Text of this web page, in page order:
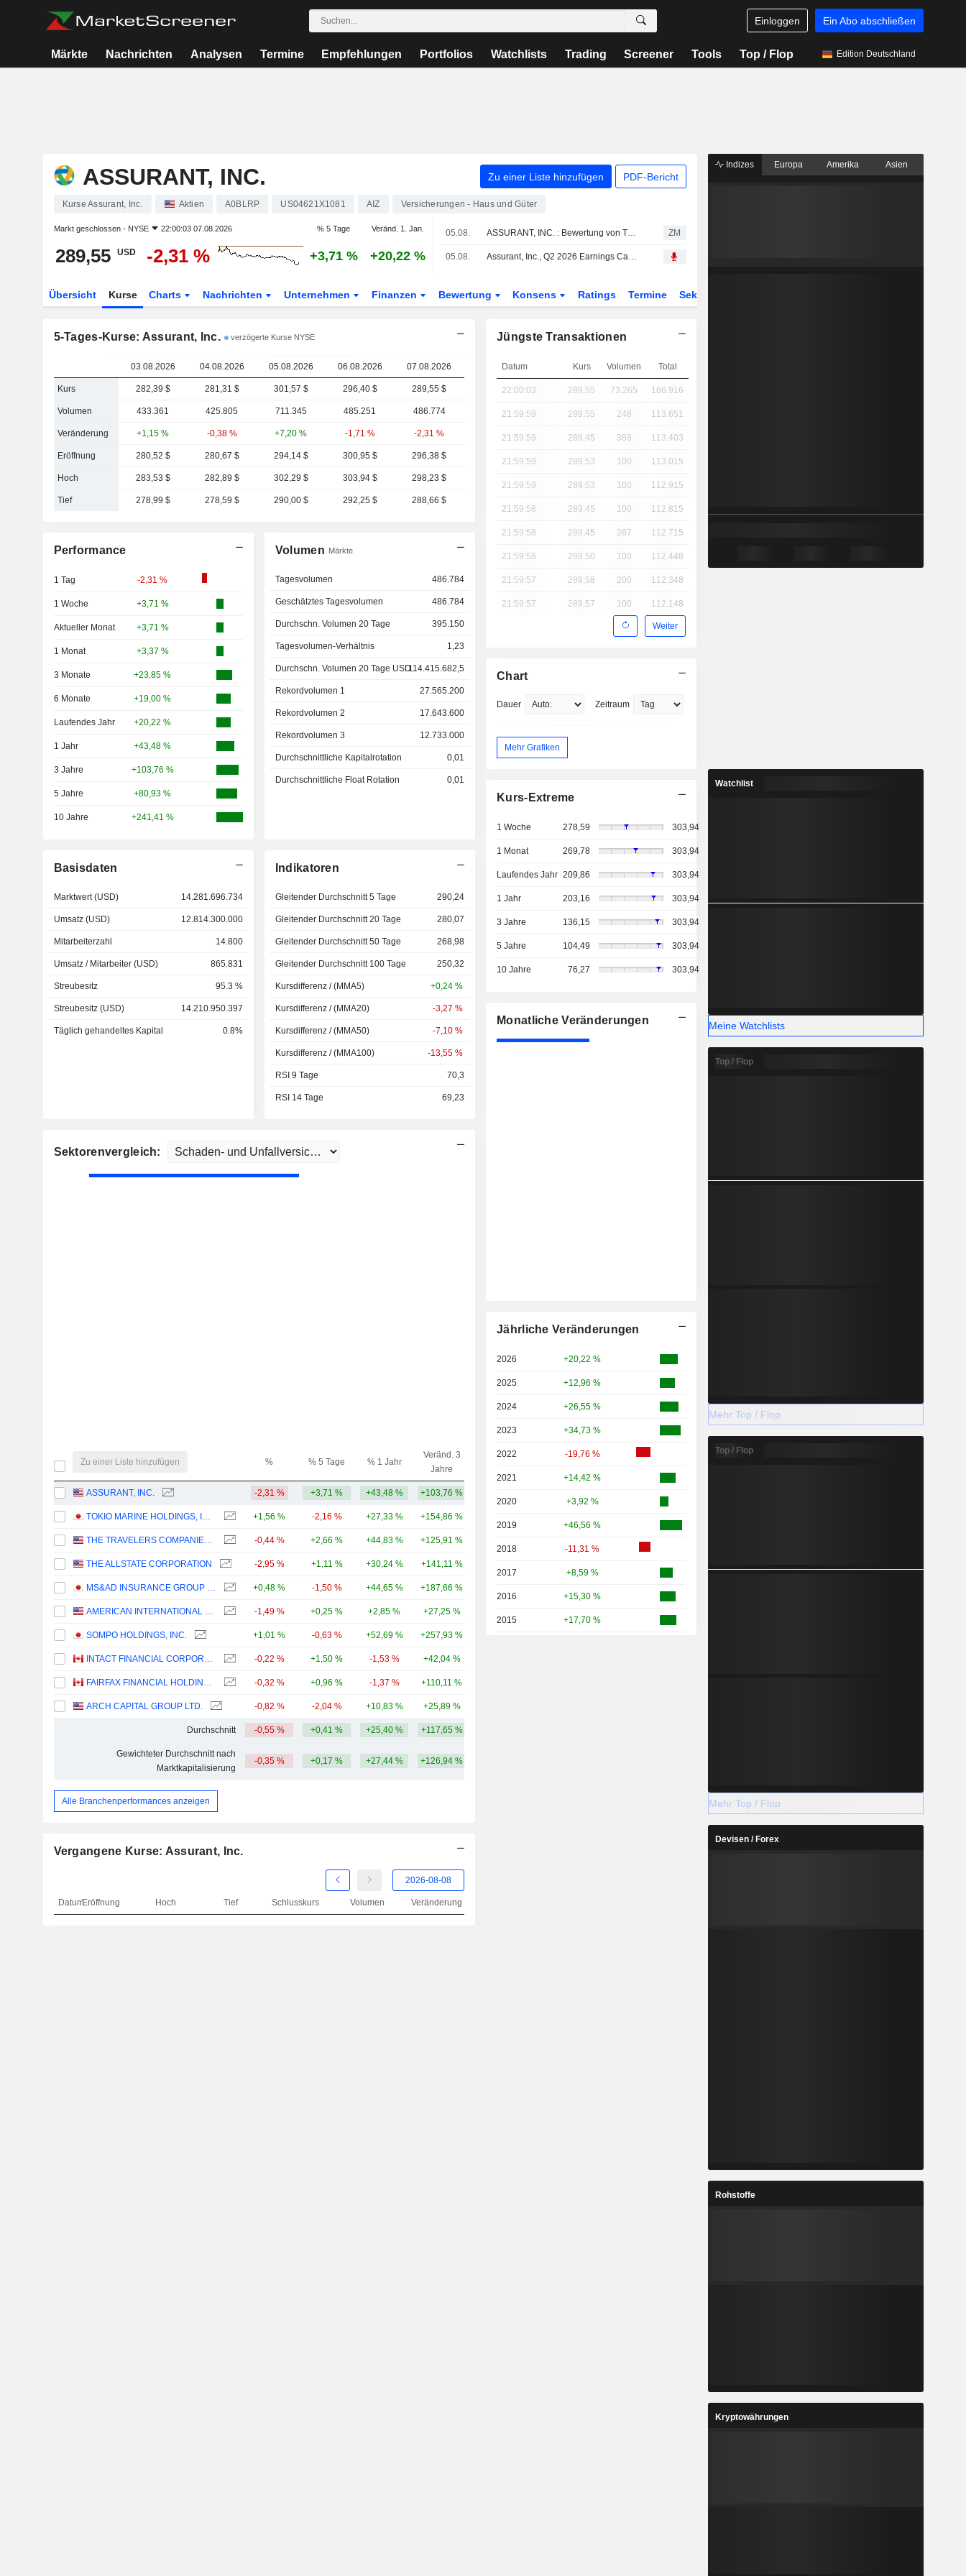
Einloggen Ein Abo abschließen
Märkte Nachrichten Analysen Termine Empfehlungen Portfolios Watchlists Trading Screener Tools Top / Flop Edition Deutschland
ASSURANT, INC. Zu einer Liste hinzufügen PDF-Bericht
Kurse Assurant, Inc. Aktien A0BLRP US04621X1081 AIZ Versicherungen - Haus und Güter
Markt geschlossen - NYSE 22:00:03 07.08.2026 % 5 Tage Veränd. 1. Jan.
289,55 USD -2,31 % +3,71 % +20,22 %
05.08. ASSURANT, INC. : Bewertung von Truist Securities zum Kaufen erhalten ZM
05.08. Assurant, Inc., Q2 2026 Earnings Call, Aug 05, 2026
Übersicht Kurse Charts Nachrichten Unternehmen Finanzen Bewertung Konsens Ratings Termine Sektor
5-Tages-Kurse: Assurant, Inc. verzögerte Kurse NYSE
03.08.2026 04.08.2026 05.08.2026 06.08.2026 07.08.2026
Kurs 282,39 $ 281,31 $ 301,57 $ 296,40 $ 289,55 $
Volumen 433.361 425.805 711.345 485.251 486.774
Veränderung +1,15 % -0,38 % +7,20 % -1,71 % -2,31 %
Eröffnung 280,52 $ 280,67 $ 294,14 $ 300,95 $ 296,38 $
Hoch 283,53 $ 282,89 $ 302,29 $ 303,94 $ 298,23 $
Tief 278,99 $ 278,59 $ 290,00 $ 292,25 $ 288,66 $
Performance
1 Tag -2,31 %
1 Woche +3,71 %
Aktueller Monat +3,71 %
1 Monat +3,37 %
3 Monate +23,85 %
6 Monate +19,00 %
Laufendes Jahr +20,22 %
1 Jahr +43,48 %
3 Jahre +103,76 %
5 Jahre +80,93 %
10 Jahre +241,41 %
Volumen Märkte
Tagesvolumen 486.784
Geschätztes Tagesvolumen 486.784
Durchschn. Volumen 20 Tage 395.150
Tagesvolumen-Verhältnis 1,23
Durchschn. Volumen 20 Tage USD114.415.682,5
Rekordvolumen 1 27.565.200
Rekordvolumen 2 17.643.600
Rekordvolumen 3 12.733.000
Durchschnittliche Kapitalrotation 0,01
Durchschnittliche Float Rotation 0,01
Basisdaten
Marktwert (USD) 14.281.696.734
Umsatz (USD) 12.814.300.000
Mitarbeiterzahl 14.800
Umsatz / Mitarbeiter (USD) 865.831
Streubesitz 95.3 %
Streubesitz (USD) 14.210.950.397
Täglich gehandeltes Kapital 0.8%
Indikatoren
Gleitender Durchschnitt 5 Tage 290,24
Gleitender Durchschnitt 20 Tage 280,07
Gleitender Durchschnitt 50 Tage 268,98
Gleitender Durchschnitt 100 Tage 250,32
Kursdifferenz / (MMA5) +0,24 %
Kursdifferenz / (MMA20) -3,27 %
Kursdifferenz / (MMA50) -7,10 %
Kursdifferenz / (MMA100) -13,55 %
RSI 9 Tage 70,3
RSI 14 Tage 69,23
Sektorenvergleich:
Zu einer Liste hinzufügen % % 5 Tage % 1 Jahr
Veränd. 3
Jahre
ASSURANT, INC. -2,31 % +3,71 % +43,48 % +103,76 %
TOKIO MARINE HOLDINGS, INC. +1,56 % -2,16 % +27,33 % +154,86 %
THE TRAVELERS COMPANIES, INC. -0,44 % +2,66 % +44,83 % +125,91 %
THE ALLSTATE CORPORATION -2,95 % +1,11 % +30,24 % +141,11 %
MS&AD INSURANCE GROUP HOLDINGS, INC. +0,48 % -1,50 % +44,65 % +187,66 %
AMERICAN INTERNATIONAL GROUP, INC. -1,49 % +0,25 % +2,85 % +27,25 %
SOMPO HOLDINGS, INC. +1,01 % -0,63 % +52,69 % +257,93 %
INTACT FINANCIAL CORPORATION -0,22 % +1,50 % -1,53 % +42,04 %
FAIRFAX FINANCIAL HOLDINGS LIMITED -0,32 % +0,96 % -1,37 % +110,11 %
ARCH CAPITAL GROUP LTD. -0,82 % -2,04 % +10,83 % +25,89 %
Durchschnitt -0,55 % +0,41 % +25,40 % +117,65 %
Gewichteter Durchschnitt nach
Marktkapitalisierung
-0,35 % +0,17 % +27,44 % +126,94 %
Alle Branchenperformances anzeigen
Vergangene Kurse: Assurant, Inc.
DatumEröffnung Hoch Tief Schlusskurs Volumen Veränderung
Jüngste Transaktionen
Datum Kurs Volumen Total
22:00:03 289,55 73.265 186.916
21:59:59 289,55 248 113.651
21:59:59 289,45 388 113.403
21:59:59 289,53 100 113.015
21:59:59 289,53 100 112.915
21:59:58 289,45 100 112.815
21:59:58 289,45 267 112.715
21:59:58 289,50 100 112.448
21:59:57 289,58 200 112.348
21:59:57 289,57 100 112.148
Weiter
Chart
Dauer Zeitraum
Mehr Grafiken
Kurs-Extreme
1 Woche 278,59 303,94
1 Monat 269,78 303,94
Laufendes Jahr 209,86 303,94
1 Jahr 203,16 303,94
3 Jahre 136,15 303,94
5 Jahre 104,49 303,94
10 Jahre 76,27 303,94
Monatliche Veränderungen
Jährliche Veränderungen
2026 +20,22 %
2025 +12,96 %
2024 +26,55 %
2023 +34,73 %
2022 -19,76 %
2021 +14,42 %
2020 +3,92 %
2019 +46,56 %
2018 -11,31 %
2017 +8,59 %
2016 +15,30 %
2015 +17,70 %
Indizes Europa Amerika Asien
Watchlist
Meine Watchlists
Top / Flop
Mehr Top / Flop
Top / Flop
Mehr Top / Flop
Devisen / Forex
Rohstoffe
Kryptowährungen